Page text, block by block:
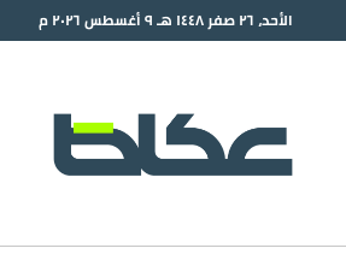
الأحد، ٢٦ صفر ١٤٤٨ هـ ٩ أغسطس ٢٠٢٦ م